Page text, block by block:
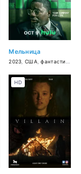
Мельница
2023 США ,фантастика
HD